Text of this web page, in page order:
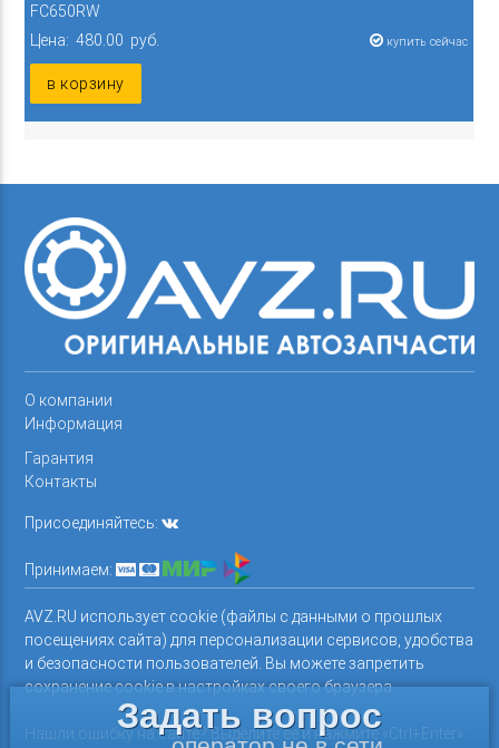
FC650RW
Цена: 480.00 руб.
купить сейчас
в корзину
О компании
Информация
Гарантия
Контакты
Присоединяйтесь:
Принимаем:
AVZ.RU использует cookie (файлы с данными о прошлых
посещениях сайта) для персонализации сервисов, удобства
и безопасности пользователей. Вы можете запретить
сохранение cookie в настройках своего браузера.
Нашли ошибку на сайте? Выделите ее и нажмите «Ctrl+Enter»
Задать вопрос